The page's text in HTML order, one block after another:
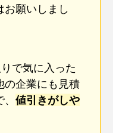
お願いしまし
で気に入った
の企業にも見積
値引きがしや